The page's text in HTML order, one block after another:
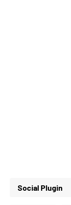
Social Plugin